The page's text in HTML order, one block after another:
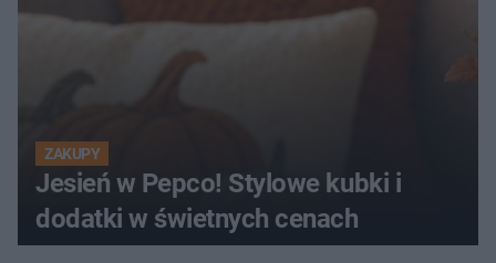
ZAKUPY
Jesień w Pepco! Stylowe kubki i
dodatki w świetnych cenach